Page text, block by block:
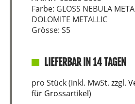
Farbe: GLOSS NEBULA
DOLOMITE METALLIC
Grösse: S5
LIEFERBAR IN 14 TAGEN
pro Stück (inkl. MwSt. zzgl.
für Grossartikel)